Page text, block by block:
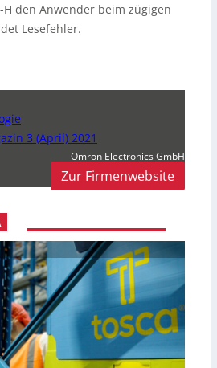
den Anwender beim zügigen
Lesefehler.
3 (April) 2021
Omron Electronics GmbH
Zur Firmenwebsite